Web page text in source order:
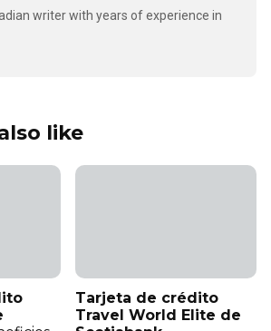
writer with years of experience in
like
Tarjeta de crédito
Travel World Elite de